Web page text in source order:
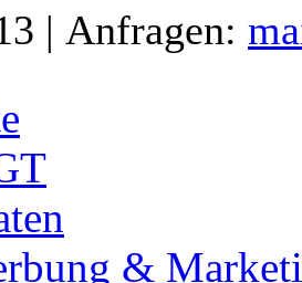
| Anfragen:
&